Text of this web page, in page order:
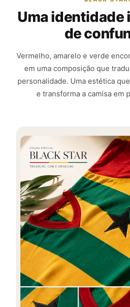
Uma identidade
de
Vermelho, amarelo e verde
em uma composição que
personalidade. Uma estética
e transforma a camisa em